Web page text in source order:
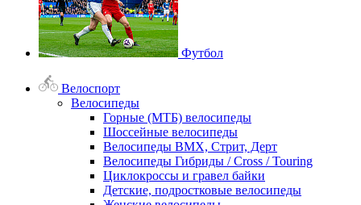
Футбол
Велоспорт
Велосипеды
Горные (МТБ) велосипеды
Шоссейные велосипеды
Велосипеды BMX, Стрит, Дерт
Велосипеды Гибриды / Cross / Touring
Циклокроссы и гравел байки
Детские, подростковые велосипеды